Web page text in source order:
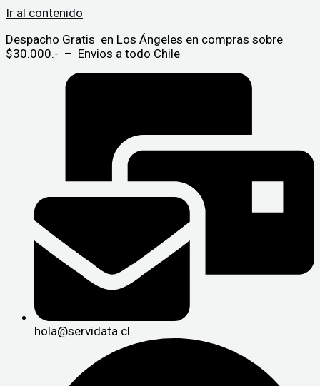
Ir al contenido
Despacho Gratis en Los Ángeles en compras sobre
$30.000.- – Envios a todo Chile
hola@servidata.cl